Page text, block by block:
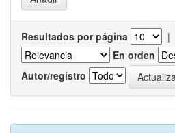
Resultados por página |
En orden
Autor/registro